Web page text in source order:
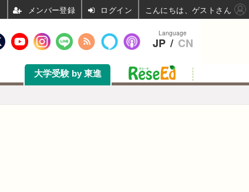
大学受験 by 東進
Language
JP / CN
ログイン こんにちは、ゲストさん